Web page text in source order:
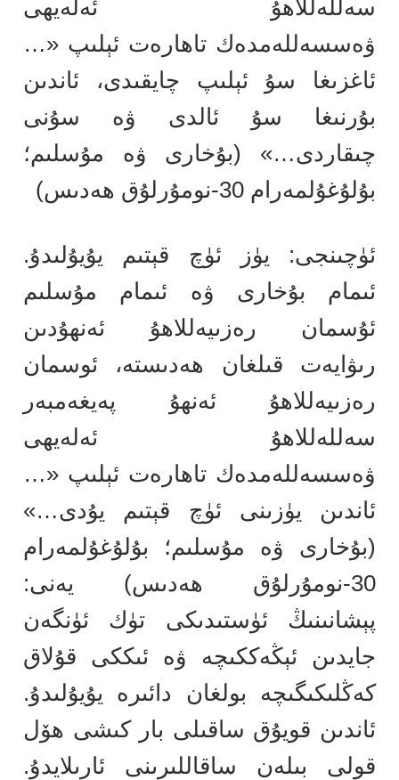
سەللەللاھۇ ئەلەيھى
ۋەسسەللەمدەك تاھارەت ئېلىپ «…
ئاغزىغا سۇ ئېلىپ چايقىدى، ئاندىن
بۇرنىغا سۇ ئالدى ۋە سۇنى
چىقاردى…» (بۇخارى ۋە مۇسلىم؛
بۇلۇغۇلمەرام 30-نومۇرلۇق ھەدىس)
ئۈچىنجى: يۈز ئۈچ قېتىم يۇيۇلىدۇ.
ئىمام بۇخارى ۋە ئىمام مۇسلىم
ئۇسمان رەزىيەللاھۇ ئەنھۇدىن
رىۋايەت قىلغان ھەدىستە، ئوسمان
رەزىيەللاھۇ ئەنھۇ پەيغەمبەر
سەللەللاھۇ ئەلەيھى
ۋەسسەللەمدەك تاھارەت ئېلىپ «…
ئاندىن يۈزىنى ئۈچ قېتىم يۇدى…»
(بۇخارى ۋە مۇسلىم؛ بۇلۇغۇلمەرام
30-نومۇرلۇق ھەدىس) يەنى:
پېشانىنىڭ ئۈستىدىكى تۈك ئۈنگەن
جايدىن ئېڭەككىچە ۋە ئىككى قۇلاق
كەڭلىكىگىچە بولغان دائىرە يۇيۇلىدۇ.
ئاندىن قويۇق ساقىلى بار كىشى ھۆل
قولى بىلەن ساقاللىرىنى ئارىلايدۇ.